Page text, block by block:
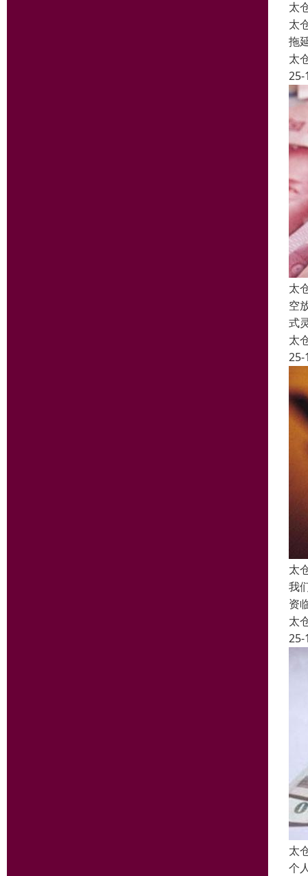
太
太
拖
太
25-
太
空
式
太
25-
太
我
资
太
25-
太
个